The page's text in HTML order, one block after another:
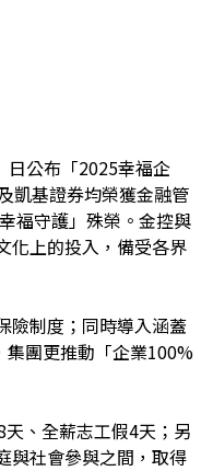
日公布「2025幸福企
凱基證券均榮獲金融管
福守護」殊榮。金控與
化上的投入，備受各界
險制度；同時導入涵蓋
集團更推動「企業100%
、全薪志工假4天；另
與社會參與之間，取得